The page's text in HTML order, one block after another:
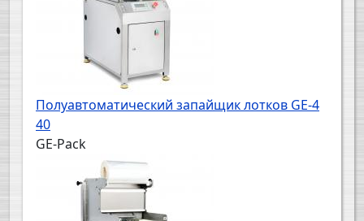
Полуавтоматический запайщик лотков GE-4
40
GE-Pack